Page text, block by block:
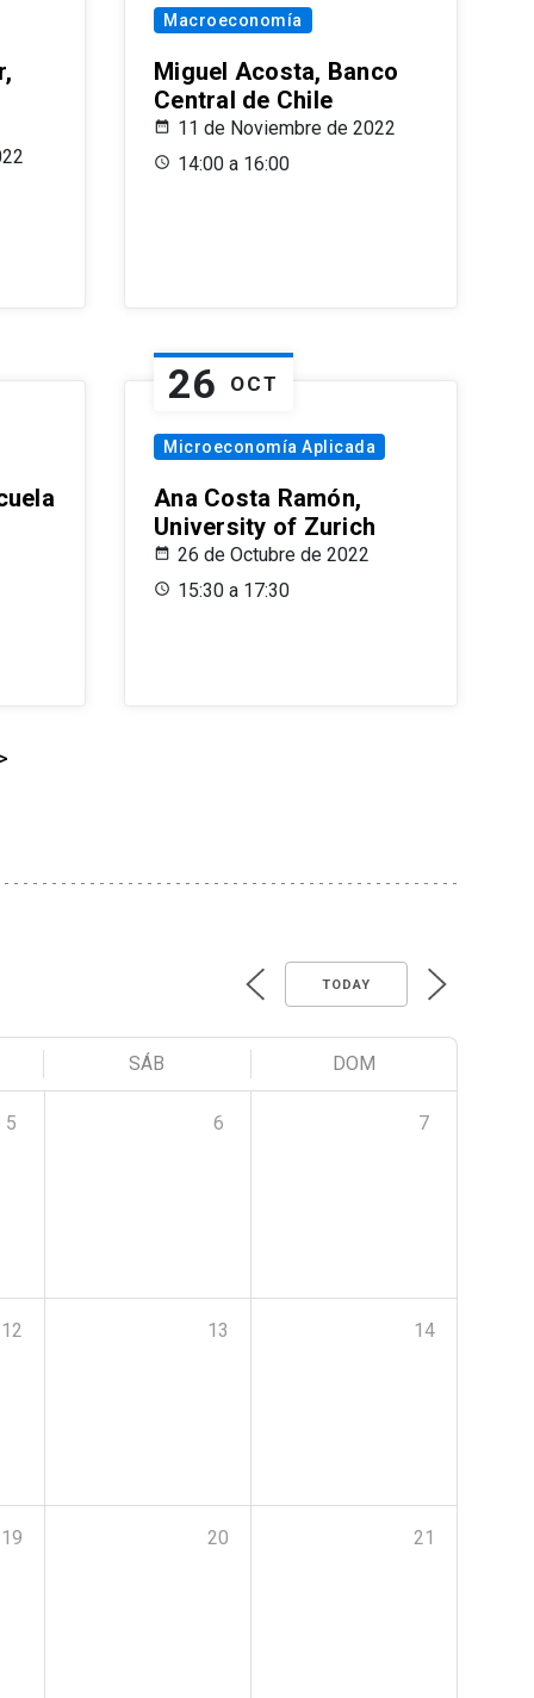
Macroeconomía
Miguel Acosta, Banco
Central de Chile
11 de Noviembre de 2022
14:00 a 16:00
26 OCT
Microeconomía Aplicada
Ana Costa Ramón,
University of Zurich
26 de Octubre de 2022
15:30 a 17:30
TODAY
SÁB DOM
5 6 7
12 13 14
19 20 21